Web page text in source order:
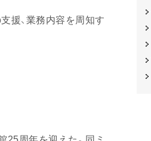
援、業務内容を周知す